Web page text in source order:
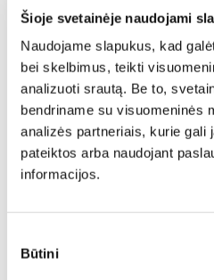
Šioje svetainėje naudojami
Naudojame slapukus, kad
bei skelbimus, teikti
analizuoti srautą. Be to,
bendriname su visuomeninės
analizės partneriais, kurie gali
pateiktos arba naudojant
informacijos.
pasirinkimas
Būtini